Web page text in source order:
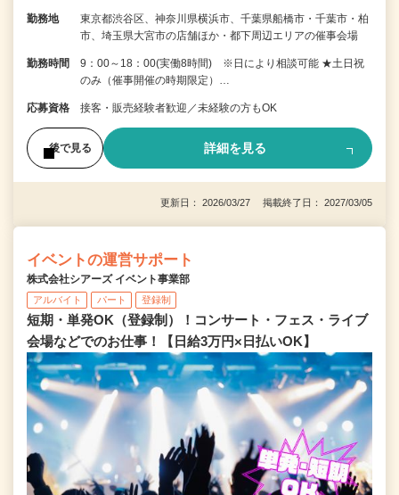
勤務地
東京都渋谷区、神奈川県横浜市、千葉県船橋市・千葉市・柏
市、埼玉県大宮市の店舗ほか・都下周辺エリアの催事会場
勤務時間
9：00～18：00(実働8時間) ※日により相談可能 ★土日祝
のみ（催事開催の時期限定）…
応募資格 接客・販売経験者歓迎／未経験の方もOK
後で見る 詳細を見る
更新日： 2026/03/27 掲載終了日： 2027/03/05
イベントの運営サポート
株式会社シアーズ イベント事業部
アルバイト パート 登録制
短期・単発OK（登録制）！コンサート・フェス・ライブ
会場などでのお仕事！【日給3万円×日払いOK】